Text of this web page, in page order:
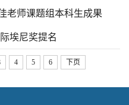
老师课题组本科生成果
埃尼奖提名
4 5 6 下页